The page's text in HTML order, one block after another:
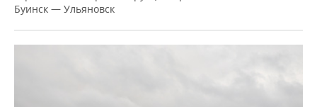
Буинск — Ульяновск